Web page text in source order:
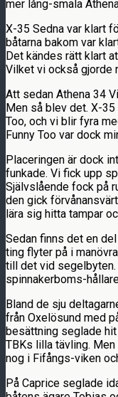
mer lång-smala
X-35 Sedna var klart
båtarna bakom var
Det kändes rätt klart
Vilket vi också gjorde
Att sedan Athena 34
Men så blev det. X-
Too, och vi blir fyra
Funny Too var dock
Placeringen är dock
funkade. Vi fick upp
Självslående fock på
den gick
lära sig hitta tampar
Sedan finns det en
ting flyter på i
till det vid segelbyten.
spinnakerboms-
Bland de sju
från Oxelösund med
besättning seglade
TBKs lilla tävling.
nog i Fifångs-viken
På Caprice seglade